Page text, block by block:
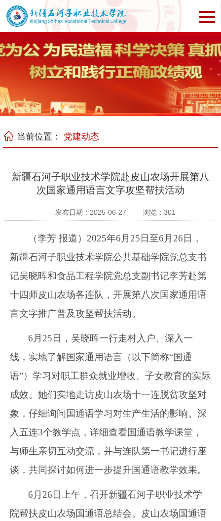
当前位置： 党建动态
新疆石河子职业技术学院赴皮山农场开展第八
次国家通用语言文字攻坚帮扶活动
发布日期：2025-06-27 浏览： 301
（李芳 报道） 2025年6 月 25 日至6 月 26 日 ，
新疆石河子职业技术学院公共基础学院党总支书
记吴晓晖和食品工程学院党总支副书记李芳赴第
十四师皮山农场各连队 ，开展第八次国家通用语
言文字推广普及攻坚帮扶活动。
6月 25日，吴晓晖一行走村入户、深入 一
线 ，实地了解国家通用语言（以下简称“国通
语”）学习对职工群众就业增收、子女教育的实际
成效。她们实地走访皮山农场十一连脱贫攻坚对
象，仔细询问国通语学习对生产生活的影响。深
入五连3个教学点，详细查看国通语教学课堂，
与师生亲切互动交流，并与连队第一书记进行座
谈，共同探讨如何进一步提升国通语教学效果。
6 月 26 日上午，召开新疆石河子职业技术学
院帮扶皮山农场国通语总结会。
皮山农场国通语